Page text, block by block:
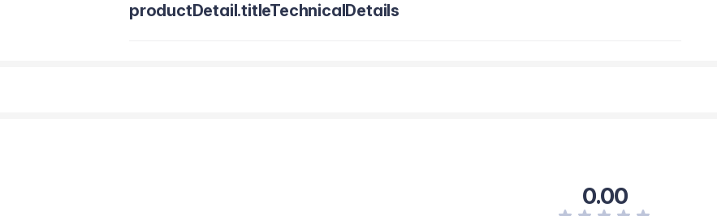
productDetail.titleTechnicalDetails
0.00